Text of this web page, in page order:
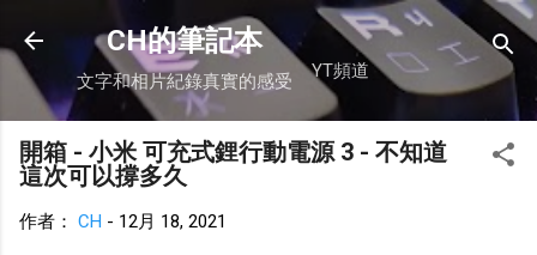
跳到主要內容
CH的筆記本
文字和相片紀錄真實的感受 YT頻道
開箱 - 小米 可充式鋰行動電源 3 - 不知道
這次可以撐多久
作者： CH - 12月 18, 2021